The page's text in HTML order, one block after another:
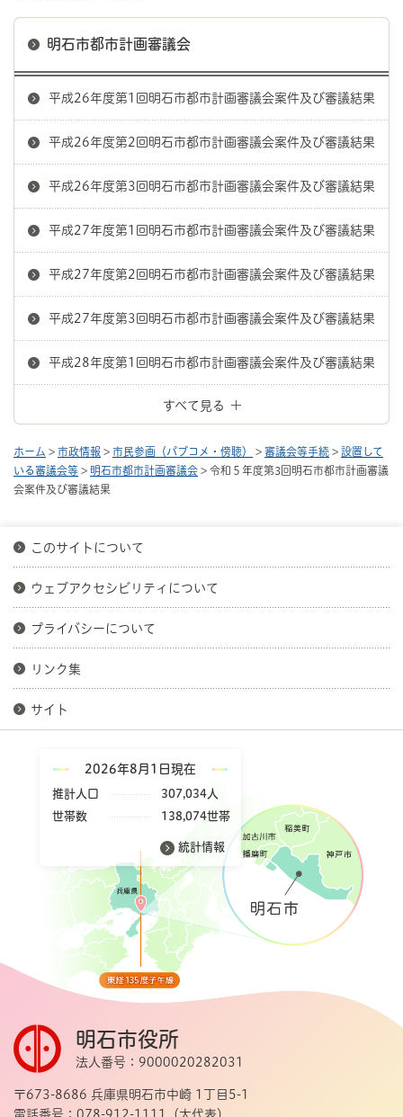
明石市都市計画審議会
平成26年度第1回明石市都市計画審議会案件及び審議結果
平成26年度第2回明石市都市計画審議会案件及び審議結果
平成26年度第3回明石市都市計画審議会案件及び審議結果
平成27年度第1回明石市都市計画審議会案件及び審議結果
平成27年度第2回明石市都市計画審議会案件及び審議結果
平成27年度第3回明石市都市計画審議会案件及び審議結果
平成28年度第1回明石市都市計画審議会案件及び審議結果
すべて見る
ホーム > 市政情報 > 市民参画（パブコメ・傍聴） > 審議会等手続 > 設置して
いる審議会等 > 明石市都市計画審議会 > 令和５年度第3回明石市都市計画審議
会案件及び審議結果
このサイトについて
ウェブアクセシビリティについて
プライバシーについて
リンク集
サイト
2026年8月1日現在
推計人口
307,034人
世帯数
138,074世帯
統計情報
明石市役所
法人番号：9000020282031
〒673-8686 兵庫県明石市中崎 1丁目5-1
電話番号：078-912-1111（大代表）